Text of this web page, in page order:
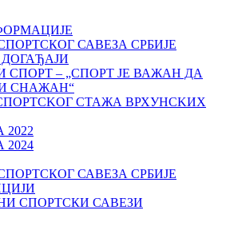
САВЕЗА СРБИЈЕ
– „СПОРТ ЈЕ ВАЖАН ДА
СНАЖАН“
СТАЖА ВРХУНСKИХ
САВЕЗА СРБИЈЕ
СПОРТСКИ САВЕЗИ